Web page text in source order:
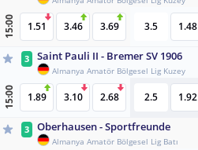
15:00 1.51 3.46 3.69 3.5 1.48
3 Saint Pauli II - Bremer SV 1906
Almanya Amatör Bölgesel Lig Kuzey
15:00 1.89 3.10 2.68 2.5 1.92
3 Oberhausen - Sportfreunde
Almanya Amatör Bölgesel Lig Batı